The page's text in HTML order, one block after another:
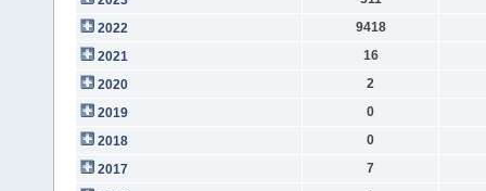
2022
9418
2021
16
2020
2
2019
0
2018
0
2017
7